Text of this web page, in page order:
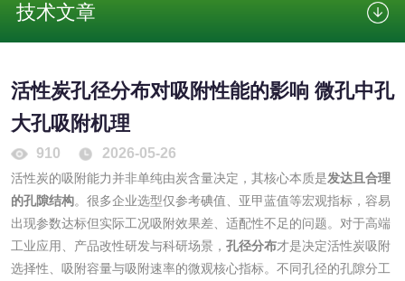
技术文章
活性炭孔径分布对吸附性能的影响 微孔中孔
大孔吸附机理
910 2026-05-26
活性炭的吸附能力并非单纯由炭含量决定，其核心本质是发达且合理
的孔隙结构。很多企业选型仅参考碘值、亚甲蓝值等宏观指标，容易
出现参数达标但实际工况吸附效果差、适配性不足的问题。对于高端
工业应用、产品改性研发与科研场景， 孔径分布才是决定活性炭吸附
选择性、吸附容量与吸附速率的微观核心指标。不同孔径的孔隙分工
化妆品眼刺激试验 化妆品皮肤刺激试
验
化妆品急性经口毒
性试验
化妆品皮肤变态反
皮肤光变态反应试